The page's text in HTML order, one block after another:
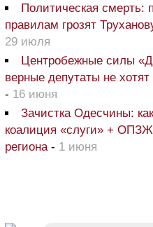
Политическая
правилам грозят
29 июля
Центробежные силы
верные депутаты не
- 16 июня
Зачистка Одесчины:
коалиция «слуги» +
региона - 1 июня